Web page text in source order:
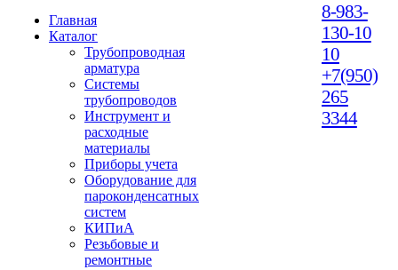
Главная
Каталог
Трубопроводная
арматура
Системы
трубопроводов
Инструмент и
расходные
материалы
Приборы учета
Оборудование для
пароконденсатных
систем
КИПиА
Резьбовые и
ремонтные
8-983-
130-10
10
+7(950)
265
3344